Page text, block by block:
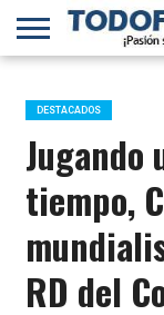
PRIMERA
B
SELECCIÓN
CHILENA
CHILENOS
EN EL
MUNDO
FÚTBOL
INTERNACIONAL
DESTACADOS
Jugando
tiempo,
RD del